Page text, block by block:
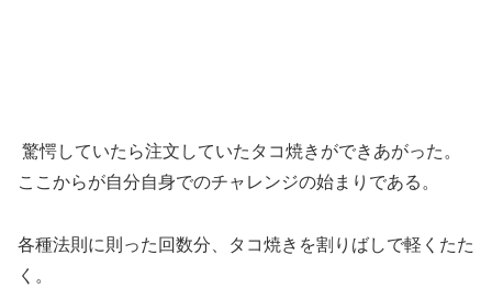
驚愕していたら注文していたタコ焼きができあがった。
ここからが自分自身でのチャレンジの始まりである。
各種法則に則った回数分、タコ焼きを割りばしで軽くたた
く。